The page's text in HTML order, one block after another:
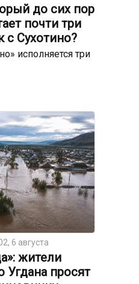
до сих пор
почти три
с Сухотино?
исполняется три
6 августа
жители
Угдана просят